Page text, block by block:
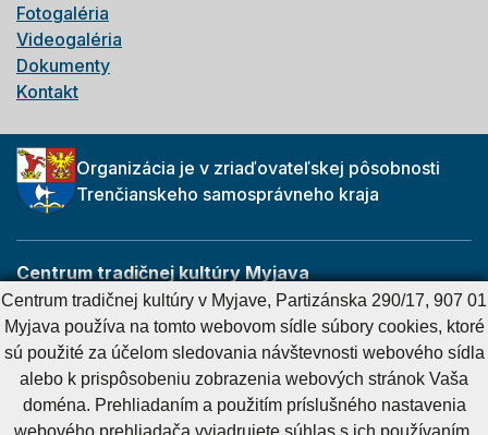
Fotogaléria
Videogaléria
Dokumenty
Kontakt
Organizácia je v zriaďovateľskej pôsobnosti
Trenčianskeho samosprávneho kraja
Centrum tradičnej kultúry Myjava
Partizánska 290/17
907 01 Myjava
Cookies nastavenieCookies - viac informáciíVyhlásenie o prístupnosti
Technický prevádzkovateľ
Správca obsahu
Centrum tradičnej kultúry v Myjave, Partizánska 290/17, 907 01
Myjava používa na tomto webovom sídle súbory cookies, ktoré
sú použité za účelom sledovania návštevnosti webového sídla
alebo k prispôsobeniu zobrazenia webových stránok Vaša
doména. Prehliadaním a použitím príslušného nastavenia
webového prehliadača vyjadrujete súhlas s ich používaním.